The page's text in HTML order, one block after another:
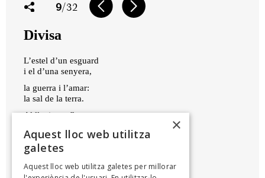
9/32
Divisa
L’estel d’un esguard
i el d’una senyera,
la guerra i l’amar:
la sal de la terra.
Al llavi una flor
La gesta dels estels, 1922
×
Aquest lloc web utilitza
galetes
Aquest lloc web utilitza galetes per millorar